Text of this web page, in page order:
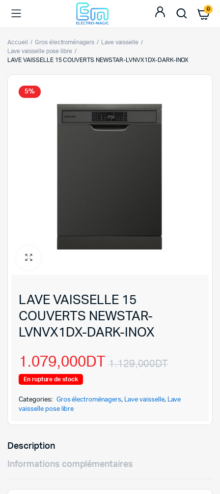
0
Accueil Gros électroménagers
Lave vaisselle
Lave vaisselle pose libre
LAVE VAISSELLE 15 COUVERTS NEWSTAR-LVNVX1DX-DARK-INOX
5%
LAVE VAISSELLE 15
COUVERTS NEWSTAR-
LVNVX1DX-DARK-INOX
1.129,000DT
prix
initial
1.079,000DT
prix
actuel
En rupture de stock
Categories: Gros électroménagers, Lave vaisselle, Lave
vaisselle pose libre
Description
Informations complémentaires